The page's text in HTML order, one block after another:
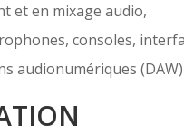
et en mixage audio,
consoles,
audionumériques